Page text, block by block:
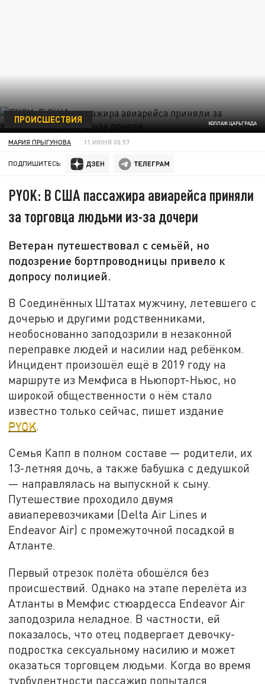
КОЛЛАЖ ЦАРЬГРАДА
ПРОИСШЕСТВИЯ
МАРИЯ ПРЫГУНОВА 11 ИЮНЯ 00:57
ПОДПИШИТЕСЬ:
PYOK: В США пассажира авиарейса приняли
за торговца людьми из-за дочери
Ветеран путешествовал с семьёй, но
подозрение бортпроводницы привело к
допросу полицией.
В Соединённых Штатах мужчину, летевшего с
дочерью и другими родственниками,
необоснованно заподозрили в незаконной
переправке людей и насилии над ребёнком.
Инцидент произошёл ещё в 2019 году на
маршруте из Мемфиса в Ньюпорт-Ньюс, но
широкой общественности о нём стало
известно только сейчас, пишет издание
PYOK.
Семья Капп в полном составе — родители, их
13-летняя дочь, а также бабушка с дедушкой
— направлялась на выпускной к сыну.
Путешествие проходило двумя
авиаперевозчиками (Delta Air Lines и
Endeavor Air) с промежуточной посадкой в
Атланте.
Первый отрезок полёта обошёлся без
происшествий. Однако на этапе перелёта из
Атланты в Мемфис стюардесса Endeavor Air
заподозрила неладное. В частности, ей
показалось, что отец подвергает девочку-
подростка сексуальному насилию и может
оказаться торговцем людьми. Когда во время
турбулентности пассажир попытался